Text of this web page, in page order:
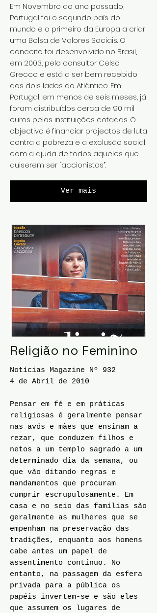
Em Novembro do ano passado,
Portugal foi o segundo país do
mundo e o primeiro da Europa a criar
uma Bolsa de Valores Sociais. O
conceito foi desenvolvido no Brasil,
em 2003, pelo consultor Celso
Grecco e está a ser bem recebido
dos dois lados do Atlântico. Em
Portugal, em menos de seis meses, já
foram distribuídos cerca de 90 mil
euros pelas instituições cotadas. O
objectivo é financiar projectos de luta
contra a pobreza e a exclusão social,
com a ajuda de todos aqueles que
quiserem ser “accionistas”.
Ver mais
Religião no Feminino
Notícias Magazine Nº 932
4 de Abril de 2010
Pensar em fé e em práticas
religiosas é geralmente pensar
nas avós e mães que ensinam a
rezar, que conduzem filhos e
netos a um templo sagrado a um
determinado dia da semana, ou
que vão ditando regras e
mandamentos que procuram
cumprir escrupulosamente. Em
casa e no seio das famílias são
geralmente as mulheres que se
empenham na preservação das
tradições, enquanto aos homens
cabe antes um papel de
assentimento contínuo. No
entanto, na passagem da esfera
privada para a pública os
papéis invertem-se e são eles
que assumem os lugares de